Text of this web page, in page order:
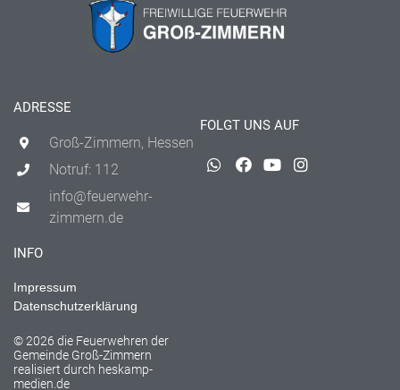
ADRESSE
Groß-Zimmern, Hessen
Notruf: 112
info@feuerwehr-
zimmern.de
FOLGT UNS AUF
INFO
Impressum
Datenschutzerklärung
© 2026 die Feuerwehren der
Gemeinde Groß-Zimmern
realisiert durch heskamp-
medien.de